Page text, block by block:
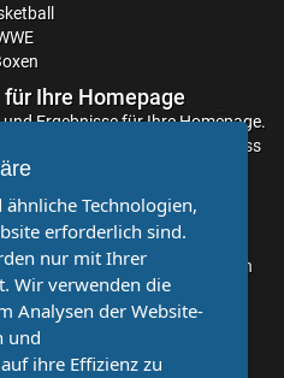
Ihre Homepage
und Ergebnisse für Ihre Homepage.
erfolgt alle paar Minuten, sodass
sind. Einfache und schnelle
mehr Beachtung findet? Dann
Wir suchen Ihren Verein für eine
Sie Ihre Spielberichte,
Aufrufe bei uns!
Technologien,
erforderlich sind.
nur mit Ihrer
Wir verwenden die
Analysen der Website-
und
ihre Effizienz zu